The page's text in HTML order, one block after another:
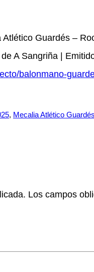
Guardés –
A Sangriña |
balonmano-
, Mecalia Atlético Guardés
Los campos